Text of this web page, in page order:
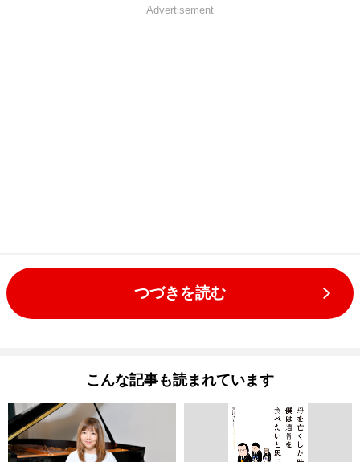
Advertisement
つづきを読む
こんな記事も読まれています